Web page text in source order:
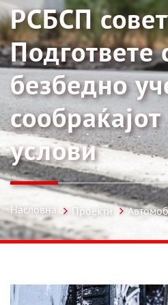
РСБСП
Подгответе
безбедно
услови
Насловна Проекти